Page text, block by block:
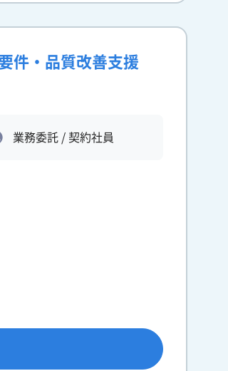
件・品質改善支援
業務委託 / 契約社員